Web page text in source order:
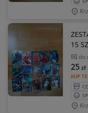
15
do
KUP
25zł